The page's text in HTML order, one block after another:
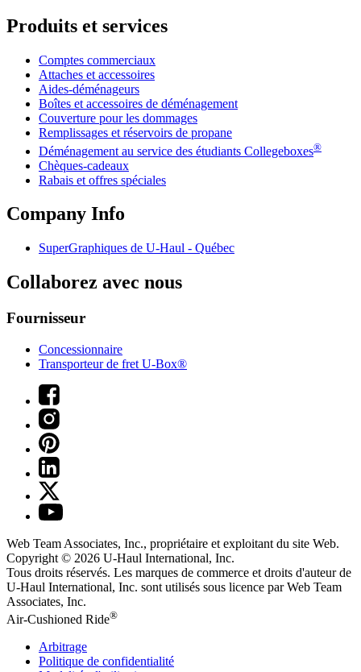
Produits et services
Comptes commerciaux
Attaches et accessoires
Aides-déménageurs
Boîtes et accessoires de déménagement
Couverture pour les dommages
Remplissages et réservoirs de propane
Déménagement au service des étudiants Collegeboxes®
Chèques-cadeaux
Rabais et offres spéciales
Company Info
SuperGraphiques de U-Haul - Québec
Collaborez avec nous
Fournisseur
Concessionnaire
Transporteur de fret U-Box®
Web Team Associates, Inc., propriétaire et exploitant du site Web.
Copyright © 2026 U-Haul International, Inc.
Tous droits réservés. Les marques de commerce et droits d'auteur de
U-Haul International, Inc. sont utilisés sous licence par Web Team
Associates, Inc.
Air-Cushioned Ride®
Arbitrage
Politique de confidentialité